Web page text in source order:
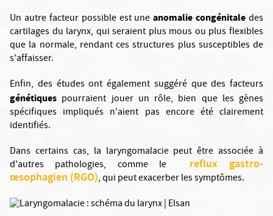
Un autre facteur possible est uneanomalie congénitale des
cartilages du larynx, qui seraient plus mous ou plus flexibles
que la normale, rendant ces structures plus susceptibles de
s'affaisser.
Enfin, des études ont également suggéré que des facteurs
génétiques pourraient jouer un rôle, bien que les gènes
spécifiques impliqués n'aient pas encore été clairement
identifiés.
Dans certains cas, la laryngomalacie peut être associée à
d'autres pathologies, comme le
reflux gastro-
œsophagien (RGO), qui peut exacerber les symptômes.